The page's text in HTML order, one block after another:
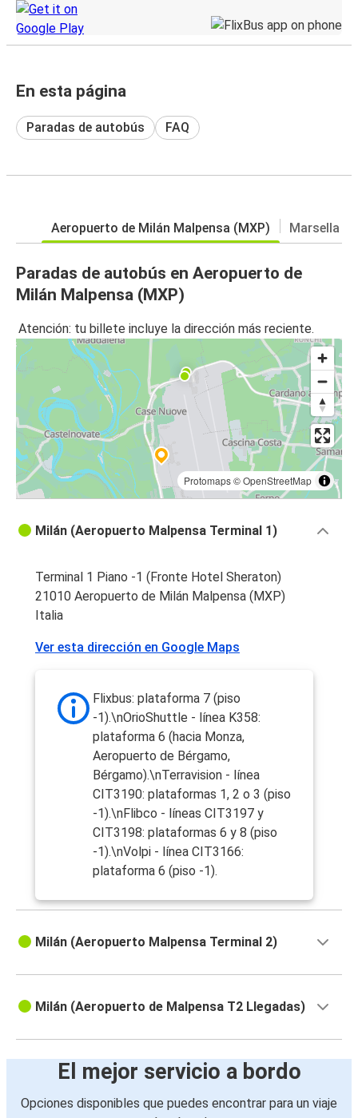
En esta página
Paradas de autobús FAQ
Aeropuerto de Milán Malpensa (MXP) Marsella
Paradas de autobús en Aeropuerto de
Milán Malpensa (MXP)
Atención: tu billete incluye la dirección más reciente.
Protomaps©OpenStreetMap
Milán (Aeropuerto Malpensa Terminal 1)
Terminal 1 Piano -1 (Fronte Hotel Sheraton)
21010 Aeropuerto de Milán Malpensa (MXP)
Italia
Ver esta dirección en Google Maps
Flixbus: plataforma 7 (piso
-1).\nOrioShuttle - línea K358:
plataforma 6 (hacia Monza,
Aeropuerto de Bérgamo,
Bérgamo).\nTerravision - línea
CIT3190: plataformas 1, 2 o 3 (piso
-1).\nFlibco - líneas CIT3197 y
CIT3198: plataformas 6 y 8 (piso
-1).\nVolpi - línea CIT3166:
plataforma 6 (piso -1).
Milán (Aeropuerto Malpensa Terminal 2)
Milán (Aeropuerto de Malpensa T2 Llegadas)
El mejor servicio a bordo
Opciones disponibles que puedes encontrar para un viaje